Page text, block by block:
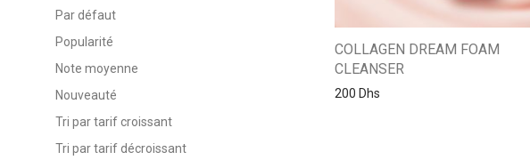
Par défaut
Popularité
Note moyenne
Nouveauté
Tri par tarif croissant
Tri par tarif décroissant
COLLAGEN DREAM FOAM
CLEANSER
200 Dhs